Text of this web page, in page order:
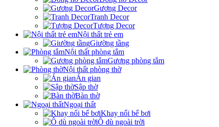
Gương Decor
Tranh Decor
Tượng Decor
Nội thất trẻ em
Giường tầng
Nội thất phòng tắm
Gương phòng tắm
Nội thất phòng thờ
Án gian
Sập thờ
Bàn thờ
Ngoại thất
Khay nổi bể bơi
Ô dù ngoài trời